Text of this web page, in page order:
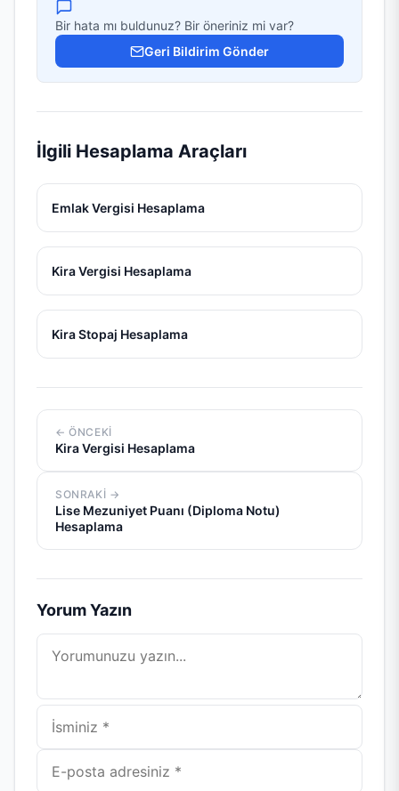
Bir hata mı buldunuz? Bir öneriniz mi var?
Geri Bildirim Gönder
İlgili Hesaplama Araçları
Emlak Vergisi Hesaplama
Kira Vergisi Hesaplama
Kira Stopaj Hesaplama
Yazı
gezinmesi
← ÖNCEKI
Kira Vergisi Hesaplama
SONRAKI →
Lise Mezuniyet Puanı (Diploma Notu)
Hesaplama
Yorum Yazın
Yorum
İsim
E-
posta